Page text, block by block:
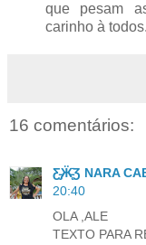
que pesam
carinho à todos.
16 comentários:
Ƹ̵̡Ӝ̵̨̄Ʒ NARA
20:40
OLA ,ALE
TEXTO PARA